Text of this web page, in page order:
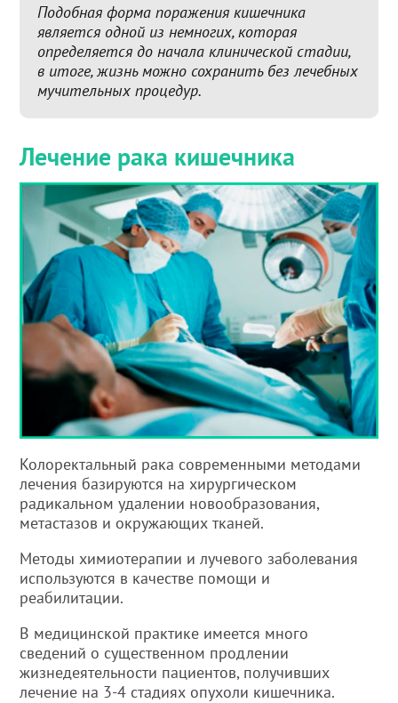
Подобная форма поражения кишечника
является одной из немногих, которая
определяется до начала клинической стадии,
в итоге, жизнь можно сохранить без лечебных
мучительных процедур.
Лечение рака кишечника
Колоректальный рака современными методами
лечения базируются на хирургическом
радикальном удалении новообразования,
метастазов и окружающих тканей.
Методы химиотерапии и лучевого заболевания
используются в качестве помощи и
реабилитации.
В медицинской практике имеется много
сведений о существенном продлении
жизнедеятельности пациентов, получивших
лечение на 3-4 стадиях опухоли кишечника.